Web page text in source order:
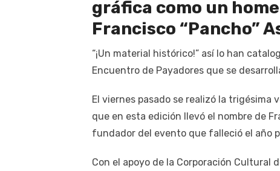
gráfica como un
Francisco “Pancho”
“¡Un material histórico!” así lo han
Encuentro de Payadores que se
El viernes pasado se realizó la trigésima
que en esta edición llevó el nombre de
fundador del evento que falleció el año
Con el apoyo de la Corporación Cultural